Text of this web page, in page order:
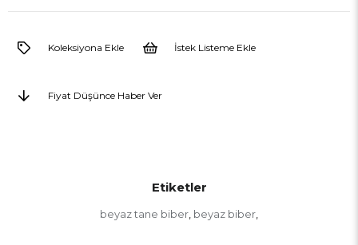
Koleksiyona Ekle İstek Listeme Ekle
Fiyat Düşünce Haber Ver
Etiketler
beyaz tane biber beyaz biber